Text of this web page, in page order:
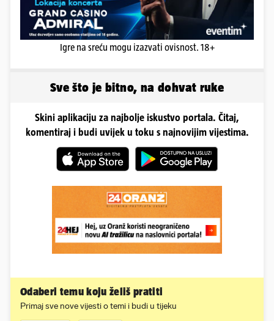
Igre na sreću mogu izazvati ovisnost. 18+
Sve što je bitno, na dohvat ruke
Skini aplikaciju za najbolje iskustvo portala. Čitaj,
komentiraj i budi uvijek u toku s najnovijim vijestima.
Odaberi temu koju želiš pratiti
Primaj sve nove vijesti o temi i budi u tijeku